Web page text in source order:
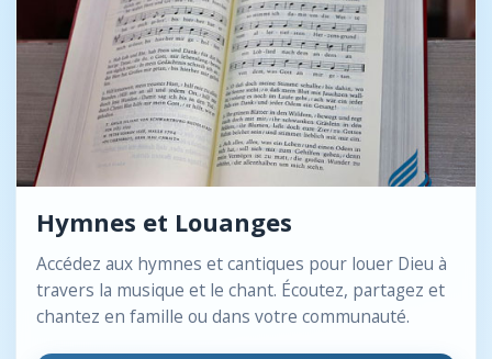
Hymnes et Louanges
Accédez aux hymnes et cantiques pour louer Dieu à
travers la musique et le chant. Écoutez, partagez et
chantez en famille ou dans votre communauté.